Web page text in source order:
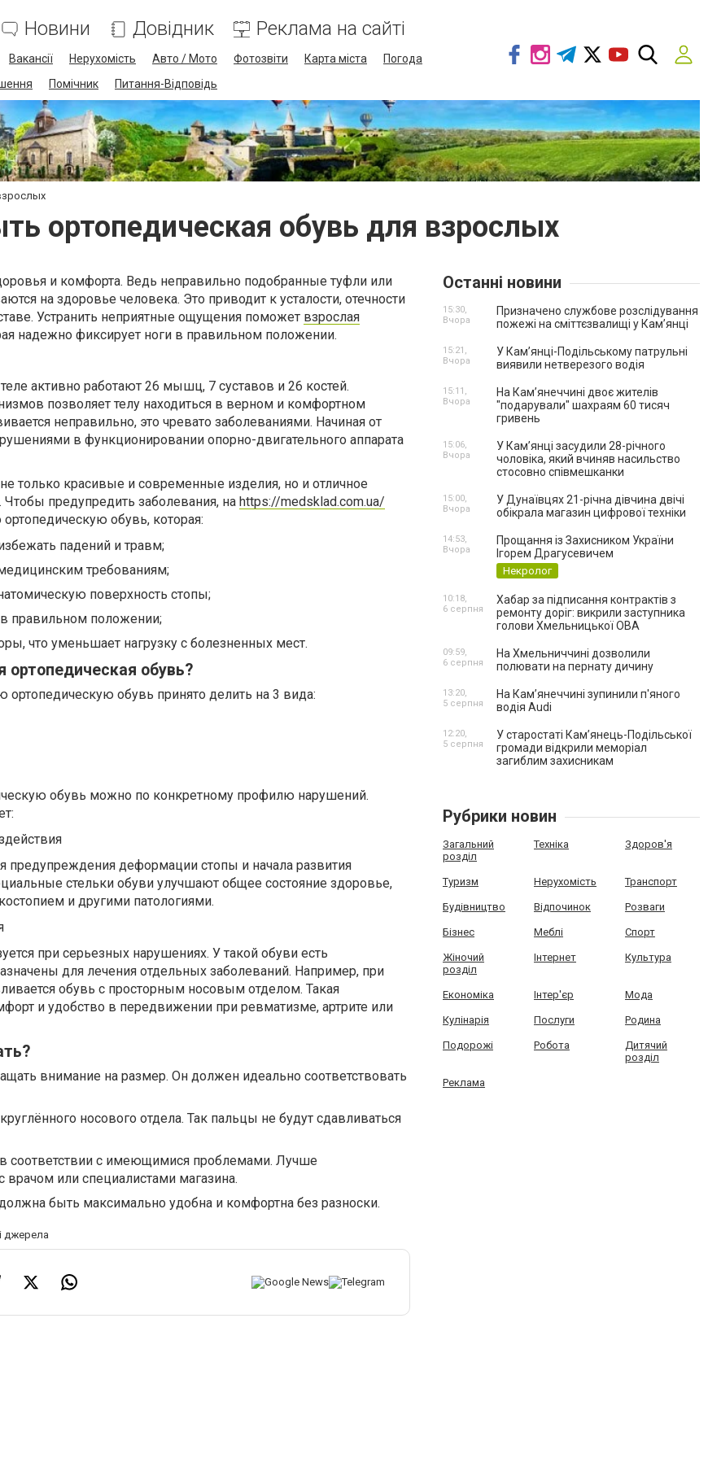
Новини Довідник Реклама на сайті
Вакансії Нерухомість Авто / Мото Фотозвіти Карта міста
Погода
Помічник Питання-Відповідь
ортопедическая обувь для взрослых
и комфорта. Ведь неправильно подобранные туфли или
на здоровье человека. Это приводит к усталости, отечности
Устранить неприятные ощущения поможет взрослая
надежно фиксирует ноги в правильном положении.
активно работают 26 мышц, 7 суставов и 26 костей.
позволяет телу находиться в верном и комфортном
неправильно, это чревато заболеваниями. Начиная от
в функционировании опорно-двигательного аппарата
только красивые и современные изделия, но и отличное
предупредить заболевания, на https://medsklad.com.ua/
обувь, которая:
падений и травм;
требованиям;
поверхность стопы;
правильном положении;
что уменьшает нагрузку с болезненных мест.
ортопедическая обувь?
обувь принято делить на 3 вида:
обувь можно по конкретному профилю нарушений.
предупреждения деформации стопы и начала развития
стельки обуви улучшают общее состояние здоровье,
и другими патологиями.
при серьезных нарушениях. У такой обуви есть
для лечения отдельных заболеваний. Например, при
обувь с просторным носовым отделом. Такая
и удобство в передвижении при ревматизме, артрите или
внимание на размер. Он должен идеально соответствовать
носового отдела. Так пальцы не будут сдавливаться
соответствии с имеющимися проблемами. Лучше
врачом или специалистами магазина.
быть максимально удобна и комфортна без разноски.
джерела
Останні новини
Призначено службове розслідування
пожежі на сміттєзвалищі у Кам’янці
15:30,
Вчора
У Кам’янці-Подільському патрульні
виявили нетверезого водія
15:21,
Вчора
На Камʼянеччині двоє жителів
"подарували" шахраям 60 тисяч
гривень
15:11,
Вчора
У Камʼянці засудили 28-річного
чоловіка, який вчиняв насильство
стосовно співмешканки
15:06,
Вчора
У Дунаївцях 21-річна дівчина двічі
обікрала магазин цифрової техніки
15:00,
Вчора
Прощання із Захисником України
Ігорем Драгусевичем
Некролог
14:53,
Вчора
Хабар за підписання контрактів з
ремонту доріг: викрили заступника
голови Хмельницької ОВА
10:18,
6 серпня
На Хмельниччині дозволили
полювати на пернату дичину
09:59,
6 серпня
На Камʼянеччині зупинили п'яного
водія Audi
13:20,
5 серпня
У старостаті Кам’янець-Подільської
громади відкрили меморіал
загиблим захисникам
12:20,
5 серпня
Рубрики новин
Загальний
розділ
Техніка Здоров'я
Туризм Нерухомість Транспорт
Будівництво Відпочинок Розваги
Бізнес Меблі Спорт
Жіночий
розділ
Інтернет Культура
Економіка Інтер'єр Мода
Кулінарія Послуги Родина
Подорожі Робота
Дитячий
розділ
Реклама